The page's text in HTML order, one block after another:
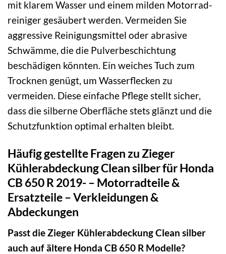
mit klarem Wasser und einem milden Motorrad­
reiniger gesäubert werden. Vermeiden Sie
aggressive Reinigungsmittel oder abrasive
Schwämme, die die Pulverbeschichtung
beschädigen könnten. Ein weiches Tuch zum
Trocknen genügt, um Wasser­flecken zu
vermeiden. Diese einfache Pflege stellt sicher,
dass die silberne Oberfläche stets glänzt und die
Schutz­funktion optimal erhalten bleibt.
Häufig gestellte Fragen zu Zieger
Kühlerabdeckung Clean silber für Honda
CB 650 R 2019- – Motorradteile &
Ersatzteile – Verkleidungen &
Abdeckungen
Passt die Zieger Kühlerabdeckung Clean silber
auch auf ältere Honda CB 650 R Modelle?